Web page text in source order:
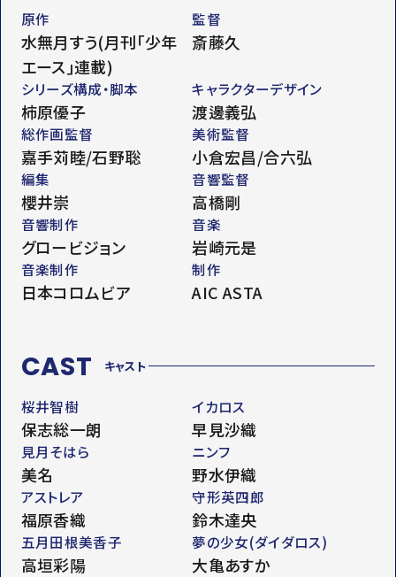
原作
水無月すう(月刊｢少年
エース｣連載)
監督
斎藤久
シリーズ構成・脚本
柿原優子
キャラクターデザイン
渡邊義弘
総作画監督
嘉手苅睦/石野聡
美術監督
小倉宏昌/合六弘
編集
櫻井崇
音響監督
高橋剛
音響制作
グロービジョン
音楽
岩崎元是
音楽制作
日本コロムビア
制作
AIC ASTA
CAST キャスト
桜井智樹
保志総一朗
イカロス
早見沙織
見月そはら
美名
ニンフ
野水伊織
アストレア
福原香織
守形英四郎
鈴木達央
五月田根美香子
高垣彩陽
夢の少女(ダイダロス)
大亀あすか